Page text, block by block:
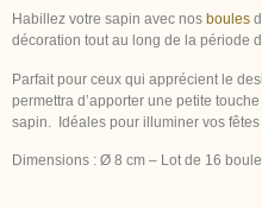
Habillez votre sapin avec nos boules
décoration tout au long de la période
Parfait pour ceux qui apprécient le
permettra d’apporter une petite
sapin. Idéales pour illuminer vos fêtes
Dimensions : Ø 8 cm – Lot de 16